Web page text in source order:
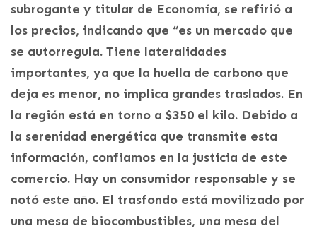
subrogante y titular de Economía, se refirió a
los precios, indicando que “es un mercado que
se autorregula. Tiene lateralidades
importantes, ya que la huella de carbono que
deja es menor, no implica grandes traslados. En
la región está en torno a $350 el kilo. Debido a
la serenidad energética que transmite esta
información, confiamos en la justicia de este
comercio. Hay un consumidor responsable y se
notó este año. El trasfondo está movilizado por
una mesa de biocombustibles, una mesa del